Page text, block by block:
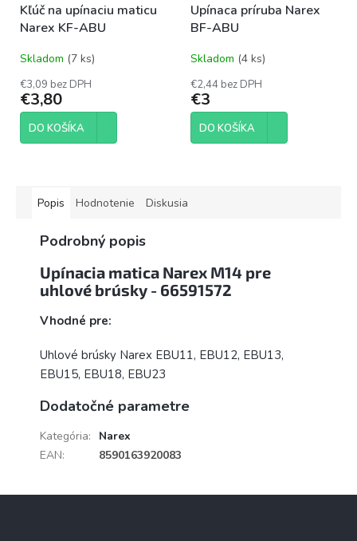
Kľúč na upínaciu maticu
Narex KF-ABU
Skladom (7 ks)
€3,09 bez DPH
€3,80
DO KOŠÍKA
Upínaca príruba Narex
BF-ABU
Skladom (4 ks)
€2,44 bez DPH
€3
DO KOŠÍKA
Popis Hodnotenie Diskusia
Podrobný popis
Upínacia matica Narex M14 pre
uhlové brúsky - 66591572
Vhodné pre:
Uhlové brúsky Narex EBU11, EBU12, EBU13,
EBU15, EBU18, EBU23
Dodatočné parametre
Kategória:
Narex
EAN: 8590163920083